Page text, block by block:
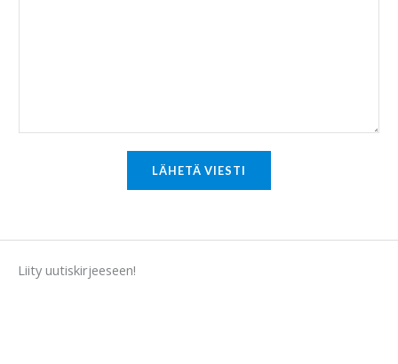
s
LÄHETÄ VIESTI
Liity uutiskirjeeseen!